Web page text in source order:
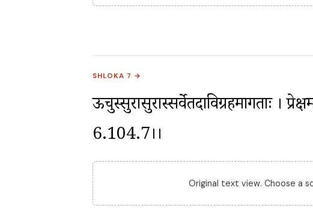
SHLOKA 7 →
ऊचुस्सुरासुरास्सर्वेतदाविग्रहमागताः ।
6.104.7।।
Original text view. Choose a